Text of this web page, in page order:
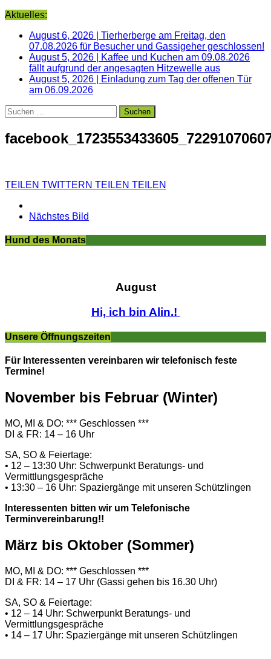
Aktuelles:
August 6, 2026
Tierherberge am Freitag, den
07.08.2026 für Besucher und Gassigeher geschlossen!
August 5, 2026
Kaffee und Kuchen am 09.08.2026
fällt aufgrund der angesagten Hitzewelle aus
August 5, 2026
Einladung zum Tag der offenen Tür
am 06.09.2026
Suchen
nach:
TEILEN TWITTERN TEILEN TEILEN
Nächstes Bild
Hund des Monats
August
Hi, ich bin Alin.!
Unsere Öffnungszeiten
Für Interessenten vereinbaren wir telefonisch feste
Termine!
November bis Februar (Winter)
MO, MI & DO: *** Geschlossen ***
DI & FR: 14 – 16 Uhr
SA, SO & Feiertage:
• 12 – 13:30 Uhr: Schwerpunkt Beratungs- und
Vermittlungsgespräche
• 13:30 – 16 Uhr: Spaziergänge mit unseren Schützlingen
Interessenten bitten wir um Telefonische
Terminvereinbarung!!
März bis Oktober (Sommer)
MO, MI & DO: *** Geschlossen ***
DI & FR: 14 – 17 Uhr (Gassi gehen bis 16.30 Uhr)
SA, SO & Feiertage:
• 12 – 14 Uhr: Schwerpunkt Beratungs- und
Vermittlungsgespräche
• 14 – 17 Uhr: Spaziergänge mit unseren Schützlingen